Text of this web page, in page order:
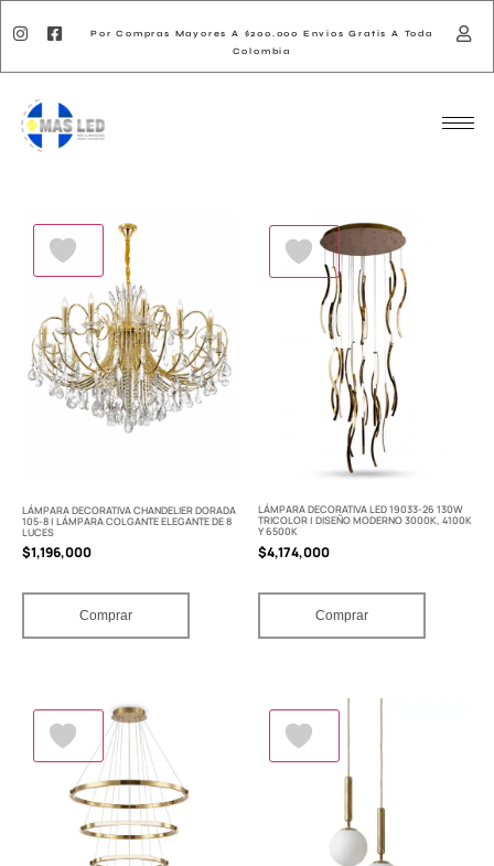
Por Compras Mayores A $200.000 Envios Gratis A Toda
Colombia
LÁMPARA DECORATIVA CHANDELIER DORADA
105-8 | LÁMPARA COLGANTE ELEGANTE DE 8
LUCES
$1,196,000
Comprar
LÁMPARA DECORATIVA LED 19033-26 130W
TRICOLOR | DISEÑO MODERNO 3000K, 4100K
Y 6500K
$4,174,000
Comprar